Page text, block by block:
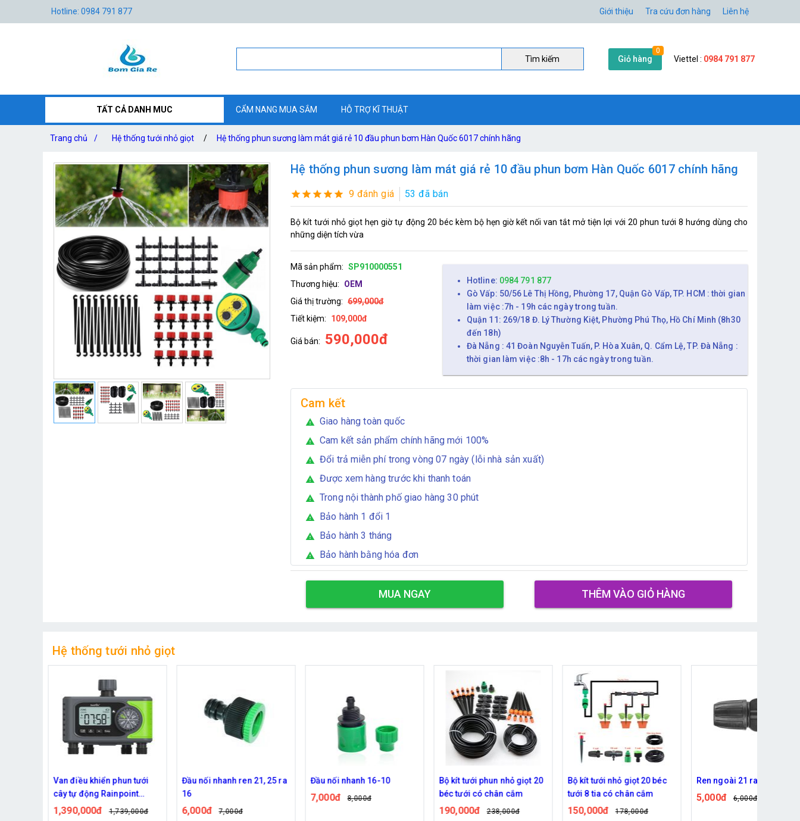
Hotline: 0984 791 877 Giới thiệu Tra cứu đơn hàng Liên hệ
Tìm kiếm Giỏ hàng
0
Viettel : 0984 791 877
TẤT CẢ DANH MUC CẨM NANG MUA SẮM HỖ TRỢ KĨ THUẬT
Trang chủ / Hệ thống tưới nhỏ giọt / Hệ thống phun sương làm mát giá rẻ 10 đầu phun bơm Hàn Quốc 6017 chính hãng
Hệ thống phun sương làm mát giá rẻ 10 đầu phun bơm Hàn Quốc 6017 chính hãng
9 đánh giá 53 đã bán
Bộ kít tưới nhỏ giọt hẹn giờ tự động 20 béc kèm bộ hẹn giờ kết nối van tắt mở tiện lợi với 20 phun tưới 8 hướng dùng cho
những diện tích vừa
Mã sản phẩm: SP910000551
Thương hiệu:
OEM
Giá thị trường: 699,000đ
Tiết kiệm:
109,000đ
Giá bán: 590,000đ
Hotline: 0984 791 877
Gò Vấp: 50/56 Lê Thị Hồng, Phường 17, Quận Gò Vấp, TP. HCM : thời gian
làm việc :7h - 19h các ngày trong tuần.
Quận 11: 269/18 Đ. Lý Thường Kiệt, Phường Phú Thọ, Hồ Chí Minh (8h30
đến 18h)
Đà Nẵng : 41 Đoàn Nguyễn Tuấn, P. Hòa Xuân, Q. Cẩm Lệ, TP. Đà Nẵng :
thời gian làm việc :8h - 17h các ngày trong tuần.
Cam kết
warning Giao hàng toàn quốc
warning Cam kết sản phẩm chính hãng mới 100%
warning Đổi trả miễn phí trong vòng 07 ngày (lỗi nhà sản xuất)
warning Được xem hàng trước khi thanh toán
warning Trong nội thành phố giao hàng 30 phút
warning Bảo hành 1 đổi 1
warning Bảo hành 3 tháng
warning Bảo hành bằng hóa đơn
MUA NGAY THÊM VÀO GIỎ HÀNG
Hệ thống tưới nhỏ giọt
Van điều khiển phun tưới
cây tự động Rainpoint
ITV405
1,390,000đ 1,739,000đ
Đầu nối nhanh ren 21, 25 ra
16
6,000đ 7,000đ
Đầu nối nhanh 16-10
7,000đ 8,000đ
Bộ kít tưới phun nhỏ giọt 20
béc tưới có chân cắm
190,000đ 238,000đ
Bộ kít tưới nhỏ giọt 20 béc
tưới 8 tia có chân cắm
150,000đ 178,000đ
Ren ngoài 21 ra 8/11
5,000đ 6,000đ